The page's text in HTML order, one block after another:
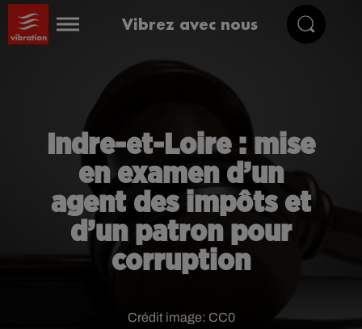
Vibrez avec nous
Indre-et-Loire : mise
en examen d’un
agent des impôts et
d’un patron pour
corruption
Crédit image: CC0